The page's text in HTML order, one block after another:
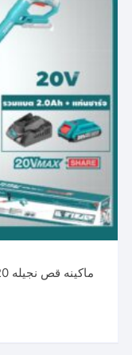
ماكينه قص نجيله 20 فولت بشاحن وبطاريه TGTLI20301